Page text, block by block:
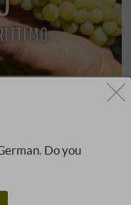
Do you